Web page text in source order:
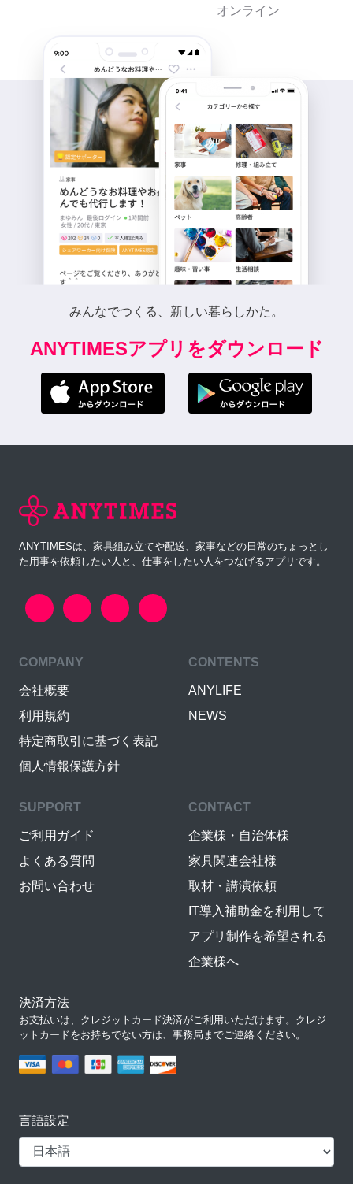
オンライン
みんなでつくる、新しい暮らしかた。
ANYTIMESアプリをダウンロード
ANYTIMESは、家具組み立てや配送、家事などの日常のちょっとし
た用事を依頼したい人と、仕事をしたい人をつなげるアプリです。
COMPANY
会社概要
利用規約
特定商取引に基づく表記
個人情報保護方針
CONTENTS
ANYLIFE
NEWS
SUPPORT
ご利用ガイド
よくある質問
お問い合わせ
CONTACT
企業様・自治体様
家具関連会社様
取材・講演依頼
IT導入補助金を利用して
アプリ制作を希望される
企業様へ
決済方法
お支払いは、クレジットカード決済がご利用いただけます。クレジ
ットカードをお持ちでない方は、事務局までご連絡ください。
言語設定